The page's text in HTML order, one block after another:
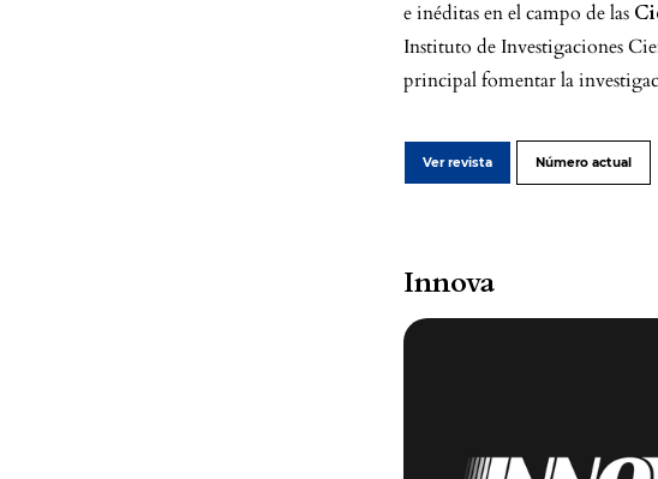
e inéditas en el campo de las
Instituto de Investigaciones
principal fomentar la
Ver revista Número actual
Innova